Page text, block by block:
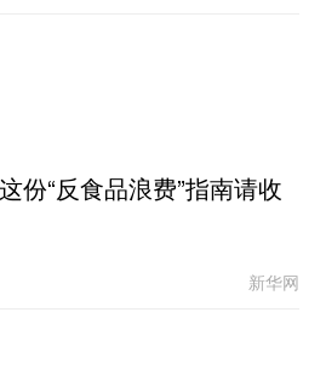
份“反食品浪费”指南请收
新华网